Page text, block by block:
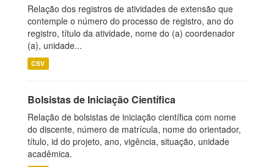
Relação dos registros de atividades de extensão que
contemple o número do processo de registro, ano do
registro, título da atividade, nome do (a) coordenador
(a), unidade...
CSV
Bolsistas de Iniciação Científica
Relação de bolsistas de iniciação científica com nome
do discente, número de matrícula, nome do orientador,
título, id do projeto, ano, vigência, situação, unidade
acadêmica.